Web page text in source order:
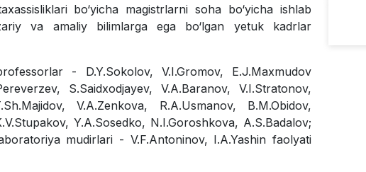
bo‘yicha magistrlarni soha bo‘yicha ishlab
va amaliy bilimlarga ega bo‘lgan yеtuk kadrlar
- D.Y.Sokolov, V.I.Gromov, E.J.Maxmudov
S.Saidxodjayev, V.A.Baranov, V.I.Stratonov,
V.A.Zenkova, R.A.Usmanov, B.M.Obidov,
Y.A.Sosedko, N.I.Goroshkova, A.S.Badalov;
mudirlari - V.F.Antoninov, I.A.Yashin faolyati